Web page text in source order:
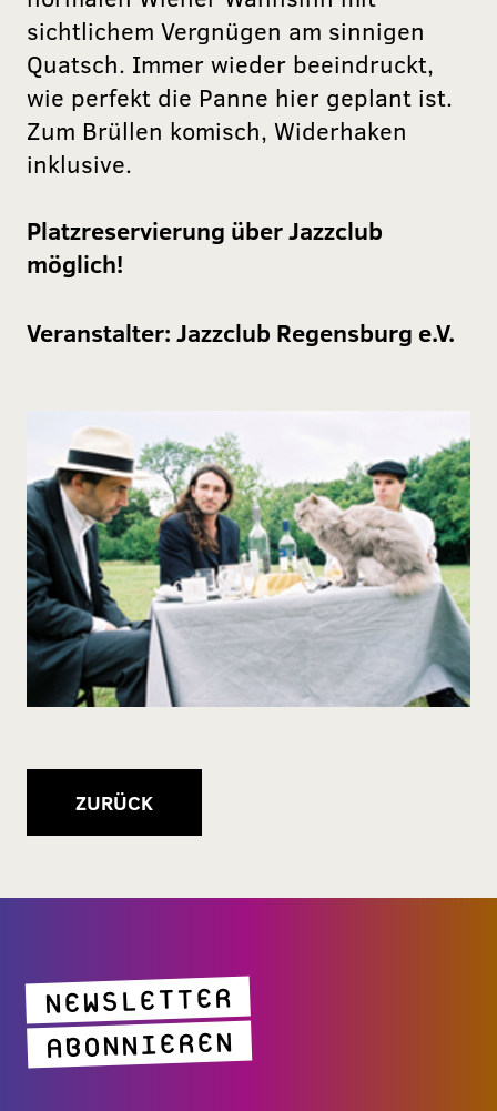
sichtlichem Vergnügen am sinnigen
Quatsch. Immer wieder beeindruckt,
wie perfekt die Panne hier geplant ist.
Zum Brüllen komisch, Widerhaken
inklusive.
Platzreservierung über Jazzclub
möglich!
Veranstalter: Jazzclub Regensburg e.V.
ZURÜCK
NEWSLETTER
ABONNIEREN